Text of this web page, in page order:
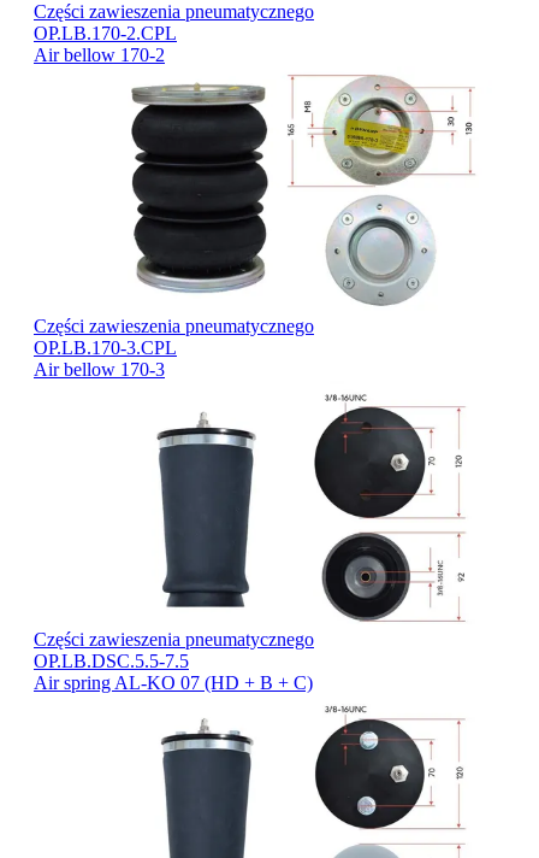
Części zawieszenia pneumatycznego
OP.LB.170-2.CPL
Air bellow 170-2
Części zawieszenia pneumatycznego
OP.LB.170-3.CPL
Air bellow 170-3
Części zawieszenia pneumatycznego
OP.LB.DSC.5.5-7.5
Air spring AL-KO 07 (HD + B + C)